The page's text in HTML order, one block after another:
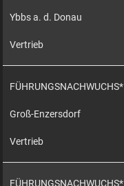
Ybbs a. d. Donau
Vertrieb
FÜHRUNGSNACHWUCHS*
Groß-Enzersdorf
Vertrieb
FÜHRUNGSNACHWUCHS*